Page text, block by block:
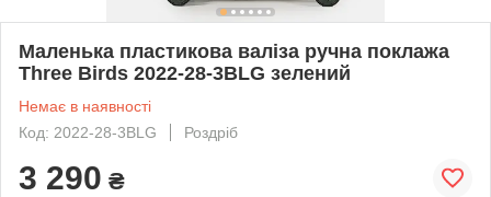
Маленька пластикова валіза ручна поклажа
Three Birds 2022-28-3BLG зелений
Немає в наявності
Код: 2022-28-3BLG
Роздріб
3 290 ₴